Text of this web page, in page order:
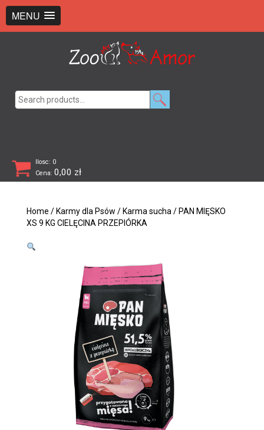
MENU
Ilosc: 0
Cena: 0,00 zł
Home / Karmy dla Psów / Karma sucha/ PAN MIĘSKO
XS 9 KG CIELĘCINA PRZEPIÓRKA